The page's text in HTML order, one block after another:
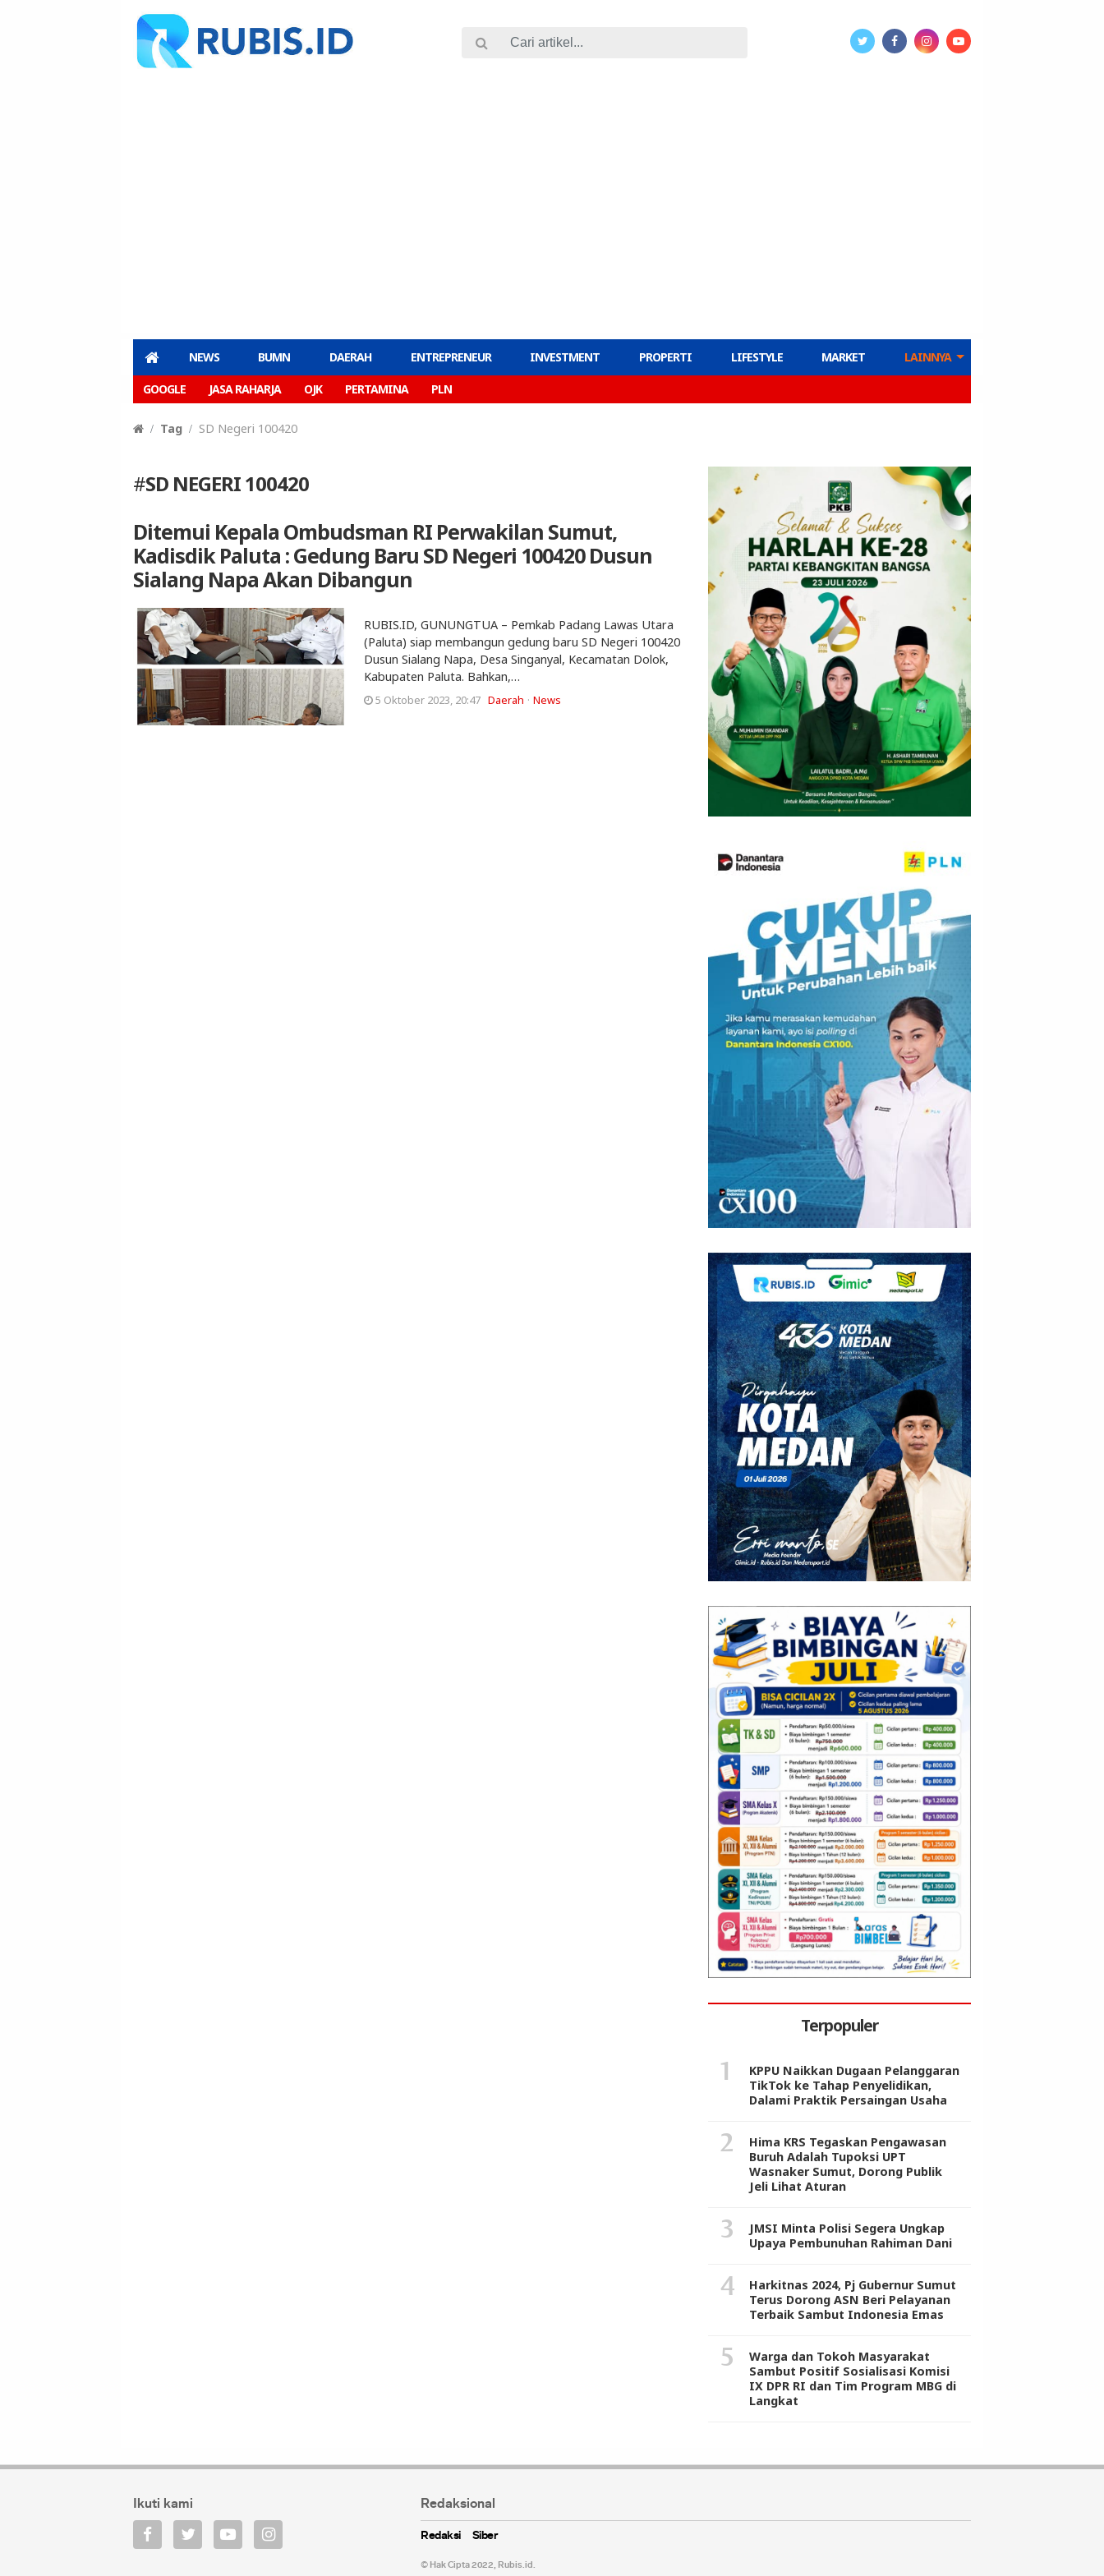
NEWS BUMN DAERAH ENTREPRENEUR INVESTMENT PROPERTI LIFESTYLE MARKET LAINNYA
GOOGLE JASA RAHARJA OJK PERTAMINA PLN
Tag SD Negeri 100420
#SD NEGERI 100420
Ditemui Kepala Ombudsman RI Perwakilan Sumut,
Kadisdik Paluta : Gedung Baru SD Negeri 100420 Dusun
Sialang Napa Akan Dibangun
RUBIS.ID, GUNUNGTUA – Pemkab Padang Lawas Utara
(Paluta) siap membangun gedung baru SD Negeri 100420
Dusun Sialang Napa, Desa Singanyal, Kecamatan Dolok,
Kabupaten Paluta. Bahkan,…
5 Oktober 2023, 20:47 Daerah News
Terpopuler
KPPU Naikkan Dugaan Pelanggaran
TikTok ke Tahap Penyelidikan,
Dalami Praktik Persaingan Usaha
Hima KRS Tegaskan Pengawasan
Buruh Adalah Tupoksi UPT
Wasnaker Sumut, Dorong Publik
Jeli Lihat Aturan
JMSI Minta Polisi Segera Ungkap
Upaya Pembunuhan Rahiman Dani
Harkitnas 2024, Pj Gubernur Sumut
Terus Dorong ASN Beri Pelayanan
Terbaik Sambut Indonesia Emas
Warga dan Tokoh Masyarakat
Sambut Positif Sosialisasi Komisi
IX DPR RI dan Tim Program MBG di
Langkat
Ikuti kami Redaksional
Redaksi Siber
© Hak Cipta 2022, Rubis.id.